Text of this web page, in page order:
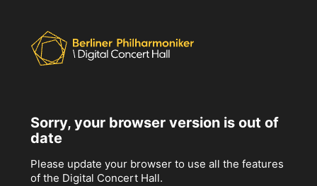
Sorry, your browser version is out of
date
Please update your browser to use all the features
of the Digital Concert Hall.